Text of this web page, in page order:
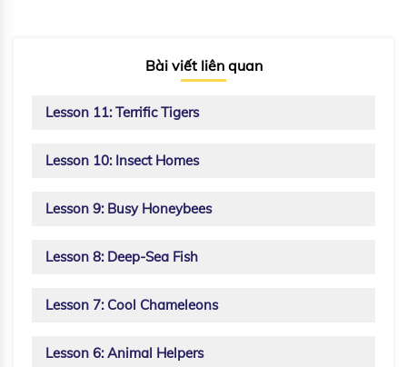
Bài viết liên quan
Lesson 11: Terrific Tigers
Lesson 10: Insect Homes
Lesson 9: Busy Honeybees
Lesson 8: Deep-Sea Fish
Lesson 7: Cool Chameleons
Lesson 6: Animal Helpers